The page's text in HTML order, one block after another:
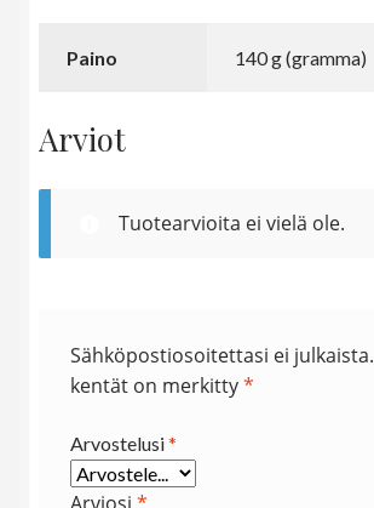
Paino 140 g (gramma)
Arviot
Tuotearvioita ei vielä ole.
Sähköpostiosoitettasi ei julkaista.
kentät on merkitty*
Arvostelusi*